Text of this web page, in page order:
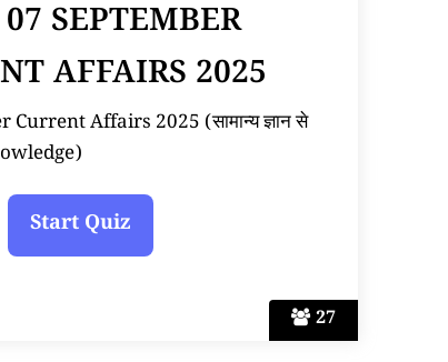
27
SEPTEMBER
AFFAIRS 2025
Current Affairs 2025 (सामान्य ज्ञान से